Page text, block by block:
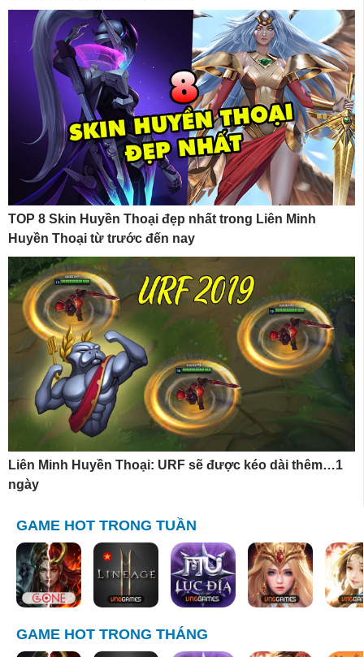
TOP 8 Skin Huyền Thoại đẹp nhất trong Liên Minh
Huyền Thoại từ trước đến nay
Liên Minh Huyền Thoại: URF sẽ được kéo dài thêm…1
ngày
GAME HOT TRONG TUẦN
GAME HOT TRONG THÁNG